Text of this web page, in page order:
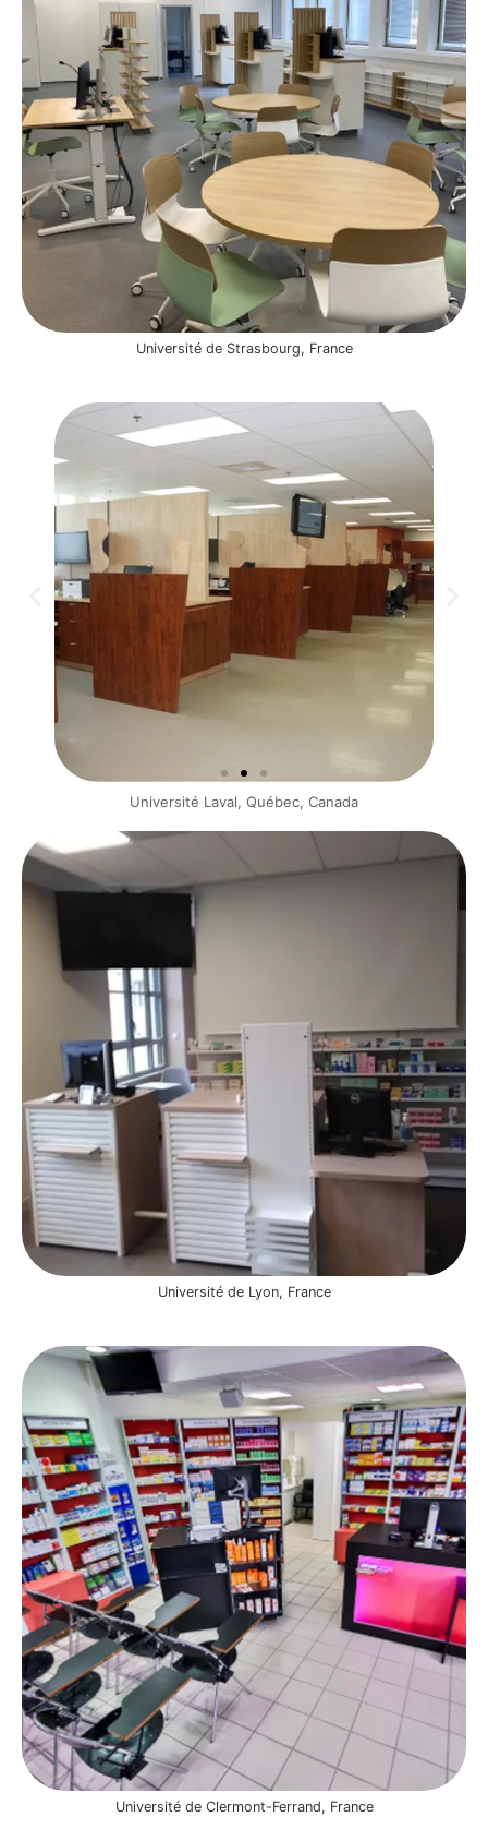
Université de Strasbourg, France
Université Laval, Québec, Canada
Université de Lyon, France
Université de Clermont-Ferrand, France